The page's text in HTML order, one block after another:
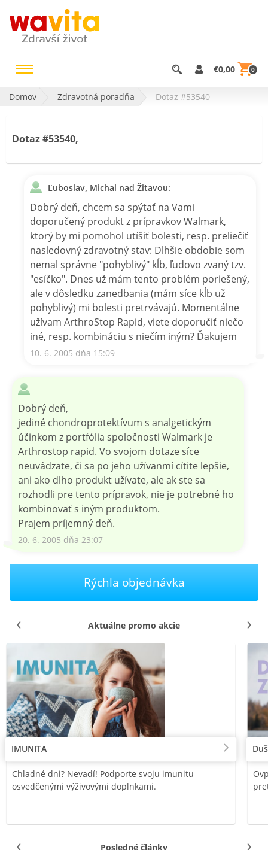
€0,00 0
Domov Zdravotná poradňa Dotaz #53540
Dotaz #53540,
Ľuboslav, Michal nad Žitavou:
Dobrý deň, chcem sa spýtať na Vami
doporučený produkt z prípravkov Walmark,
ktorý by mi pomohol utíšiť bolesti, resp. preliečiť
nasledovný zdravotný stav: Dlhšie obdobie som
nemal správne "pohyblivý" kĺb, ľudovo zvaný tzv.
"esíčko". Dnes už mám tento problém poriešený,
ale v dôsledku zanedbania (mám síce kĺb už
pohyblivý) mi bolesti pretrvávajú. Momentálne
užívam ArthroStop Rapid, viete doporučiť niečo
iné, resp. kombináciu s niečím iným? Ďakujem
10. 6. 2005 dňa 15:09
Dobrý deň,
jediné chondroprotektívum s analgetickým
účinkom z portfólia spoločnosti Walmark je
Arthrostop rapid. Vo svojom dotaze síce
neuvádzate, či sa po jeho užívanmí cítite lepšie,
ani ako dlho produkt užívate, ale ak ste sa
rozhodli pre tento prípravok, nie je potrebné ho
kombinovať s iným produktom.
Prajem príjemný deň.
20. 6. 2005 dňa 23:07
Rýchla objednávka
Aktuálne promo akcie
IMUNITA
Chladné dni? Nevadí! Podporte svoju imunitu
osvedčenými výživovými doplnkami.
Posledné články